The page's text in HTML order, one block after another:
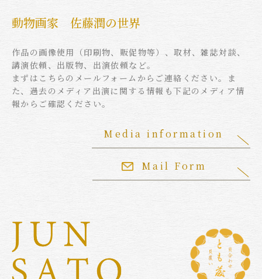
動物画家 佐藤潤の世界
作品の画像使用（印刷物、販促物等）、取材、雑誌対談、
講演依頼、出版物、出演依頼など。
まずはこちらのメールフォームからご連絡ください。ま
た、過去のメディア出演に関する情報も下記のメディア情
報からご確認ください。
Mail Form
Media information